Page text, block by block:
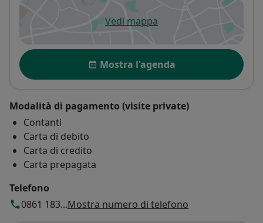
Vedi mappasi apre in una nuova scheda
Disponibilità
Mostra l'agenda
Modalità di pagamento (visite private)
Contanti
Carta di debito
Carta di credito
Carta prepagata
Telefono
0861 183...Mostra numero di telefono